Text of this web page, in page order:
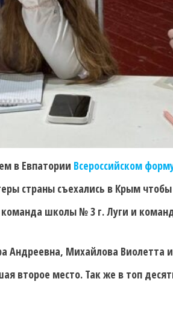
в Евпатории Всероссийском
страны съехались в Крым
школы № 3 г. Луги и
Андреевна, Михайлова Виолетта
второе место. Так же в топ